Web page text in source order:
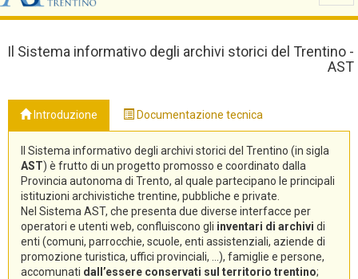
Il Sistema informativo degli archivi storici del Trentino -
AST
Introduzione Documentazione tecnica
Il Sistema informativo degli archivi storici del Trentino (in sigla
AST) è frutto di un progetto promosso e coordinato dalla
Provincia autonoma di Trento, al quale partecipano le principali
istituzioni archivistiche trentine, pubbliche e private.
Nel Sistema AST, che presenta due diverse interfacce per
operatori e utenti web, confluiscono gli inventari di archivi di
enti (comuni, parrocchie, scuole, enti assistenziali, aziende di
promozione turistica, uffici provinciali, ...), famiglie e persone,
accomunati dall’essere conservati sul territorio trentino;